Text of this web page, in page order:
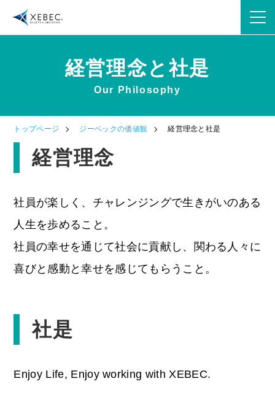
OPEN
OPEN
経営理念と社是
Our Philosophy
トップページ ジーベックの価値観 経営理念と社是
経営理念
社員が楽しく、チャレンジングで生きがいのある
人生を歩めること。
社員の幸せを通じて社会に貢献し、関わる人々に
喜びと感動と幸せを感じてもらうこと。
社是
Enjoy Life, Enjoy working with XEBEC.